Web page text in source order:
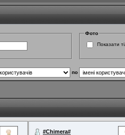
Фото
Показати
по
#Chimera#